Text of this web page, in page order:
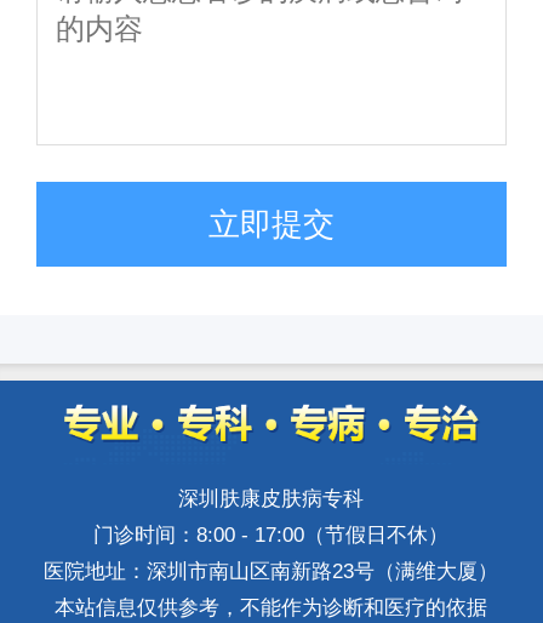
立即提交
深圳肤康皮肤病专科
门诊时间：8:00 - 17:00（节假日不休）
医院地址：深圳市南山区南新路23号（满维大厦）
本站信息仅供参考，不能作为诊断和医疗的依据